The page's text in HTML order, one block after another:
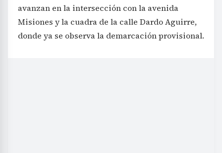
avanzan en la intersección con la avenida
Misiones y la cuadra de la calle Dardo Aguirre,
donde ya se observa la demarcación provisional.